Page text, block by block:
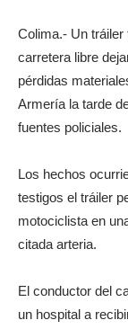
Colima.- Un
carretera libre
pérdidas
Armería la tarde
fuentes policiales.
Los hechos
testigos el tráiler
motociclista en
citada arteria.
El conductor del
un hospital a